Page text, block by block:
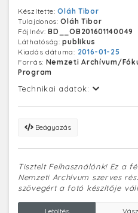
Készítette:Oláh Tibor
Tulajdonos:Oláh Tibor
Fájlnév:BD__OB201601140049
Láthatóság:publikus
Kiadás dátuma: 2016-01-25
Forrás: Nemzeti Archívum/
Program
Technikai adatok:
Beágyazás
Tisztelt Felhasználónk! Ez a
Nemzeti Archívum szerves
szövegért a fotó készítője
Letöltés